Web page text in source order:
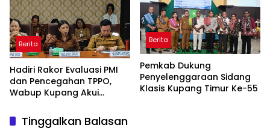
Berita
Hadiri Rakor Evaluasi PMI
dan Pencegahan TPPO,
Wabup Kupang Akui
Bermasalah
Berita
Pemkab Dukung
Penyelenggaraan Sidang
Klasis Kupang Timur Ke-55
Tinggalkan Balasan